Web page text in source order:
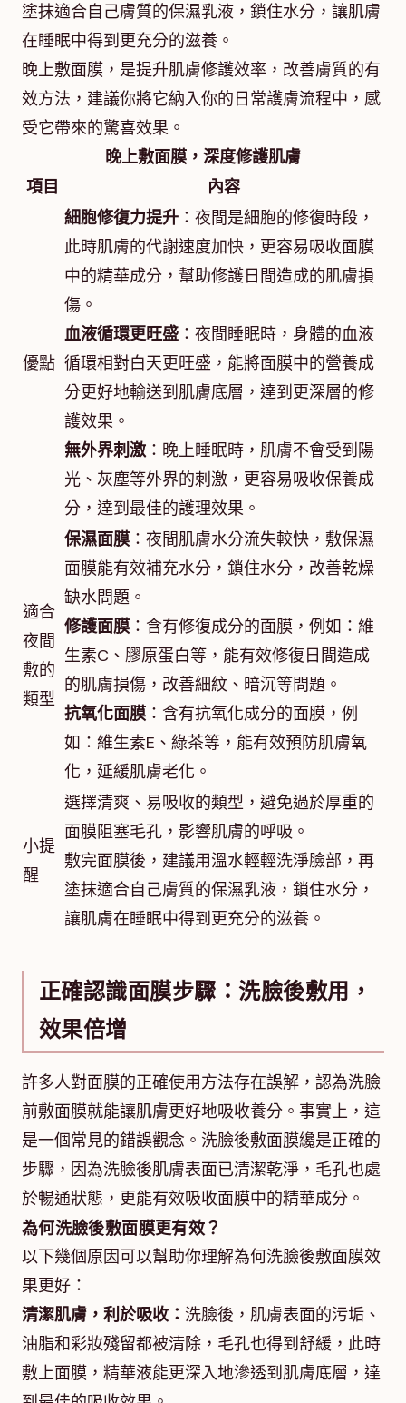
塗抹適合自己膚質的保濕乳液，鎖住水分，讓肌膚
在睡眠中得到更充分的滋養。
晚上敷面膜，是提升肌膚修護效率，改善膚質的有
效方法，建議你將它納入你的日常護膚流程中，感
受它帶來的驚喜效果。
晚上敷面膜，深度修護肌膚
項目
內容
優點
細胞修復力提升 ：夜間是細胞的修復時段，
此時肌膚的代謝速度加快，更容易吸收面膜
中的精華成分，幫助修護日間造成的肌膚損
傷。
血液循環更旺盛 ：夜間睡眠時，身體的血液
循環相對白天更旺盛，能將面膜中的營養成
分更好地輸送到肌膚底層，達到更深層的修
護效果。
無外界刺激：晚上睡眠時，肌膚不會受到陽
光、灰塵等外界的刺激，更容易吸收保養成
分，達到最佳的護理效果。
適合
夜間
敷的
類型
保濕面膜 ：夜間肌膚水分流失較快，敷保濕
面膜能有效補充水分，鎖住水分，改善乾燥
缺水問題。
修護面膜 ：含有修復成分的面膜，例如：維
生素C、膠原蛋白等，能有效修復日間造成
的肌膚損傷，改善細紋、暗沉等問題。
抗氧化面膜 ：含有抗氧化成分的面膜，例
如：維生素E、綠茶等，能有效預防肌膚氧
化，延緩肌膚老化。
小提
醒
選擇清爽、易吸收的類型，避免過於厚重的
面膜阻塞毛孔，影響肌膚的呼吸。
敷完面膜後，建議用溫水輕輕洗淨臉部，再
塗抹適合自己膚質的保濕乳液，鎖住水分，
讓肌膚在睡眠中得到更充分的滋養。
正確認識面膜步驟：洗臉後敷用，
效果倍增
許多人對面膜的正確使用方法存在誤解，認為洗臉
前敷面膜就能讓肌膚更好地吸收養分。事實上，這
是一個常見的錯誤觀念。洗臉後敷面膜纔是正確的
步驟，因為洗臉後肌膚表面已清潔乾淨，毛孔也處
於暢通狀態，更能有效吸收面膜中的精華成分。
為何洗臉後敷面膜更有效？
以下幾個原因可以幫助你理解為何洗臉後敷面膜效
果更好：
清潔肌膚，利於吸收： 洗臉後，肌膚表面的污垢、
油脂和彩妝殘留都被清除，毛孔也得到舒緩，此時
敷上面膜，精華液能更深入地滲透到肌膚底層，達